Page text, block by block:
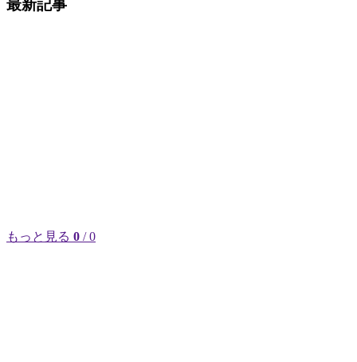
最新記事
もっと見る 0 / 0